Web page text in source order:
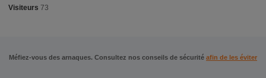
Visiteurs 73
Méfiez-vous des arnaques. Consultez nos conseils de sécurité afin de les éviter